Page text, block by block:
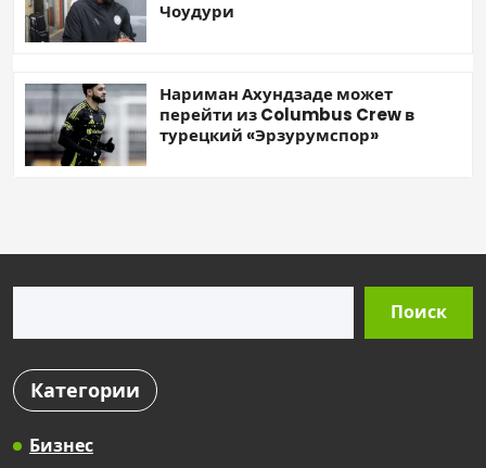
Чоудури
Нариман Ахундзаде может
перейти из Columbus Crew в
турецкий «Эрзурумспор»
Поиск
Категории
Бизнес